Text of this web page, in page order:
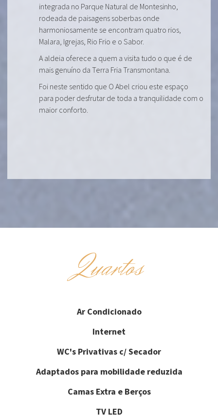
integrada no Parque Natural de Montesinho,
rodeada de paisagens soberbas onde
harmoniosamente se encontram quatro rios,
Malara, Igrejas, Rio Frio e o Sabor.
A aldeia oferece a quem a visita tudo o que é de
mais genuíno da Terra Fria Transmontana.
Foi neste sentido que O Abel criou este espaço
para poder desfrutar de toda a tranquilidade com o
maior conforto.
Quartos
Ar Condicionado
Internet
WC's Privativas c/ Secador
Adaptados para mobilidade reduzida
Camas Extra e Berços
TV LED